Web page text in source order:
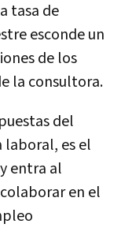
tasa de
esconde un
de los
la consultora.
del
laboral, es el
entra al
en el